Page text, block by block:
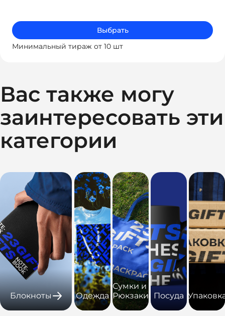
Выбрать
Минимальный тираж от 10 шт
Вас также могу
заинтересовать эти
категории
Блокноты Одежда
Сумки и
Рюкзаки Посуда